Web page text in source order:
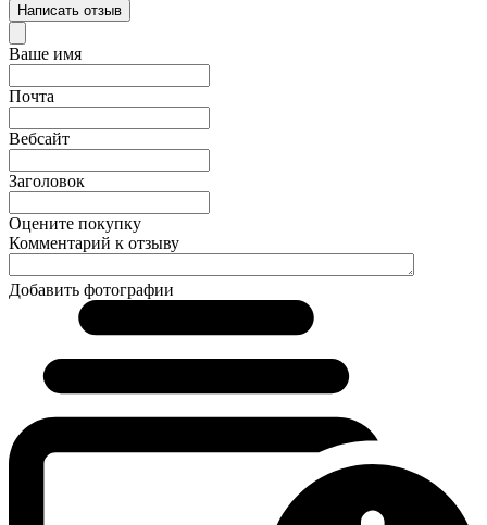
Написать отзыв
Ваше имя
Почта
Вебсайт
Заголовок
Оцените покупку
Комментарий к отзыву
Добавить фотографии